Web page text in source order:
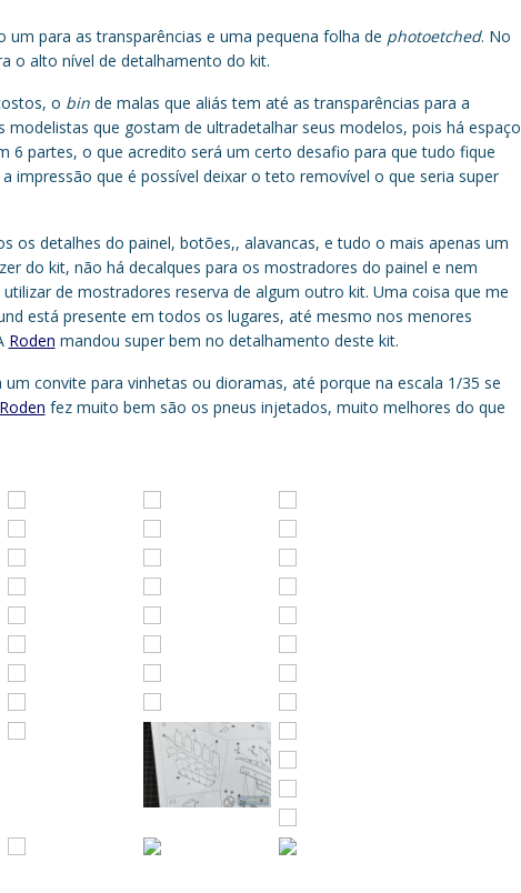
para as transparências e uma pequena folha de photoetched. No
o alto nível de detalhamento do kit.
o binde malas que aliás tem até as transparências para a
que gostam de ultradetalhar seus modelos, pois há espaço
6 partes, o que acredito será um certo desafio para que tudo fique
impressão que é possível deixar o teto removível o que seria super
detalhes do painel, botões,, alavancas, e tudo o mais apenas um
do kit, não há decalques para os mostradores do painel e nem
de mostradores reserva de algum outro kit. Uma coisa que me
está presente em todos os lugares, até mesmo nos menores
Roden mandou super bem no detalhamento deste kit.
convite para vinhetas ou dioramas, até porque na escala 1/35 se
Roden fez muito bem são os pneus injetados, muito melhores do que